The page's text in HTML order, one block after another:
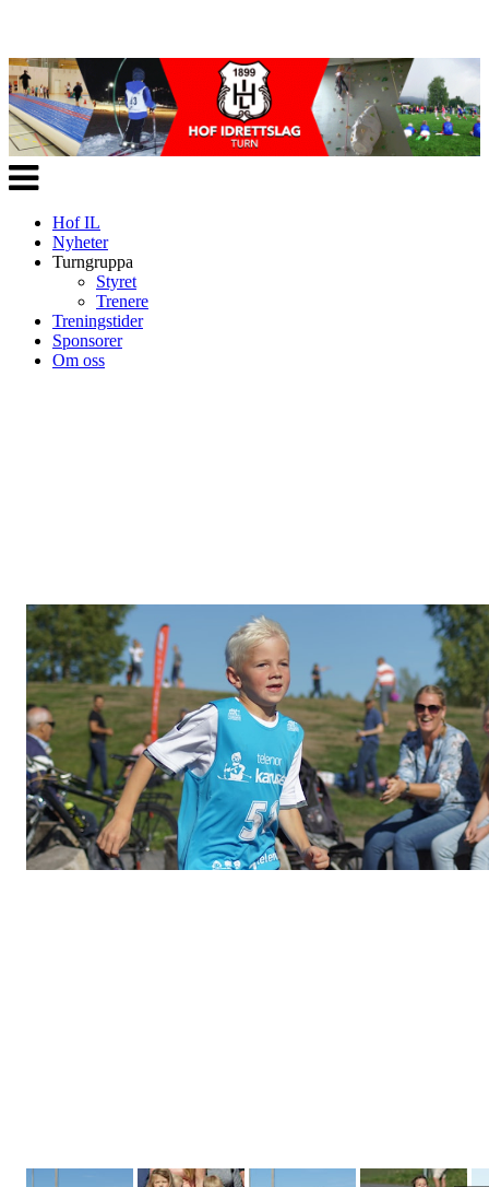
Veksle
navigasjon
Hof IL
Nyheter
Turngruppa
Styret
Trenere
Treningstider
Sponsorer
Om oss